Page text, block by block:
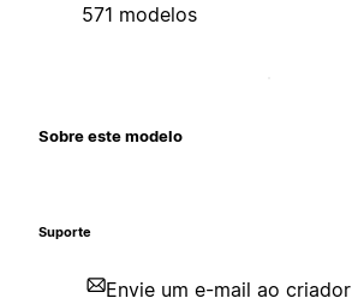
571 modelos
Sobre este modelo
Suporte
Envie um e-mail ao criador